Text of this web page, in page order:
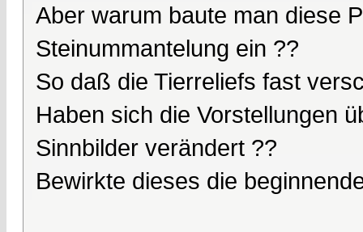
Aber warum baute man diese
Steinummantelung ein ??
So daß die Tierreliefs fast
Haben sich die Vorstellungen
Sinnbilder verändert ??
Bewirkte dieses die